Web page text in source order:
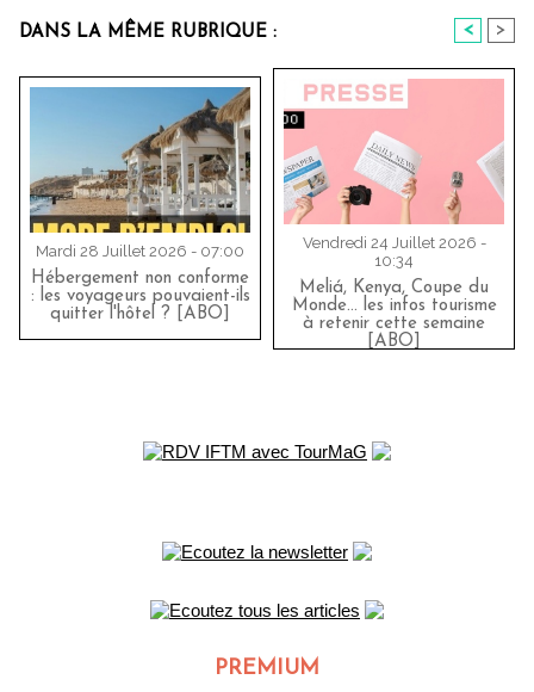
DANS LA MÊME RUBRIQUE : < >
Mardi 28 Juillet 2026 - 07:00
Hébergement non conforme
: les voyageurs pouvaient-ils
quitter l'hôtel ? [ABO]
Vendredi 24 Juillet 2026 -
10:34
Meliá, Kenya, Coupe du
Monde… les infos tourisme
à retenir cette semaine
[ABO]
PREMIUM